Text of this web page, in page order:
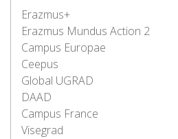
Erazmus+
Erazmus Mundus Action 2
Campus Europae
Ceepus
Global UGRAD
DAAD
Campus France
Visegrad